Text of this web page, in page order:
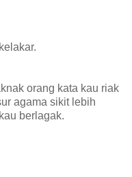
orang kata kau riak
agama sikit lebih
berlagak.